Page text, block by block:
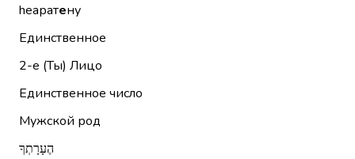
hеаратену
Единственное
2-е (Ты) Лицо
Единственное число
Мужской род
הֶעָרָתְךָ